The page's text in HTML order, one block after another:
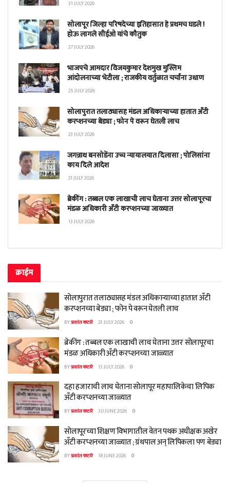
31 JULY 2026
सोलापूर जिल्हा परिषदेच्या इतिहासात हे प्रथमच घडले !
होऊ लागले सीईओ यांचे कौतुक
27 JULY 2026
भाजपचे आमदार विजयकुमार देशमुख मुस्लिम
आंदोलनाच्या भेटीला ; राजकीय वर्तुळात चर्चांना उधाण
25 JULY 2026
सोलापुरात तलाठ्यासह मंडल अधिकाऱ्याच्या हातात अँटी
करप्शनच्या बेड्या ; फोन पे वरून घेतली लाच
23 JULY 2026
जगन्नाथ बनसोडेंना उच्च न्यायालयात दिलासा ; पोलिसांना
काय दिले आदेश
21 JULY 2026
ब्रेकींग : तब्बल एक लाखाची लाच घेताना उत्तर सोलापूरचा
मंडळ अधिकारी अँटी करप्शनच्या जाळ्यात
13 JULY 2026
क्राईम
सोलापुरात तलाठ्यासह मंडल अधिकाऱ्याच्या हातात अँटी
करप्शनच्या बेड्या ; फोन पे वरून घेतली लाच
BYप्रशांत कटारे 23 JULY 2026 0
ब्रेकींग : तब्बल एक लाखाची लाच घेताना उत्तर सोलापूरचा
मंडळ अधिकारी अँटी करप्शनच्या जाळ्यात
BYप्रशांत कटारे 13 JULY 2026 0
दहा हजाराची लाच घेताना सोलापूर महापालिकेचा लिपिक
अँटी करप्शनच्या जाळ्यात
BYप्रशांत कटारे 30 JUNE 2026 0
सोलापूरच्या शिक्षण विभागातील वेतन पथक अधीक्षक अखेर
अँटी करप्शनच्या जाळ्यात ; ग्रंथपाल अन् लिपिकला पण बेड्या
BYप्रशांत कटारे 18 JUNE 2026 0